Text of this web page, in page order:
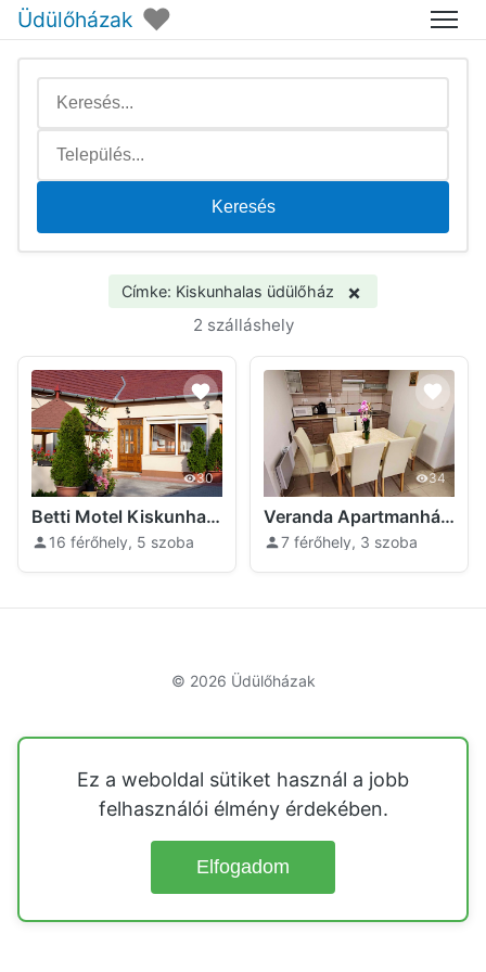
Üdülőházak ♥ Menü
Keresés
Címke: Kiskunhalas üdülőház ×
2 szálláshely
30
Betti Motel Kiskunhalas
16 férőhely, 5 szoba
34
Veranda Apartmanház Kiskunhalas
7 férőhely, 3 szoba
© 2026 Üdülőházak
Ez a weboldal sütiket használ a jobb
felhasználói élmény érdekében.
Elfogadom